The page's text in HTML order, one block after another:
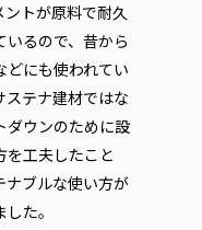
ントが原料で耐久
るので、昔から
どにも使われてい
ステナ建材ではな
ダウンのために設
を工夫したこと
ナブルな使い方が
た。